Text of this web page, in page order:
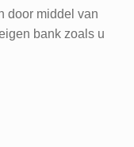
door middel van
bank zoals u